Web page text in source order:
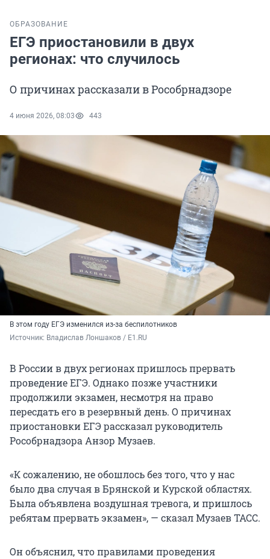
ОБРАЗОВАНИЕ
ЕГЭ приостановили в двух
регионах: что случилось
О причинах рассказали в Рособрнадзоре
4 июня 2026, 08:03 443
В этом году ЕГЭ изменился из-за беспилотников
Источник: Владислав Лоншаков / E1.RU
В России в двух регионах пришлось прервать
проведение ЕГЭ. Однако позже участники
продолжили экзамен, несмотря на право
пересдать его в резервный день. О причинах
приостановки ЕГЭ рассказал руководитель
Рособрнадзора Анзор Музаев.
«К сожалению, не обошлось без того, что у нас
было два случая в Брянской и Курской областях.
Была объявлена воздушная тревога, и пришлось
ребятам прервать экзамен», — сказал Музаев ТАСС.
Он объяснил, что правилами проведения